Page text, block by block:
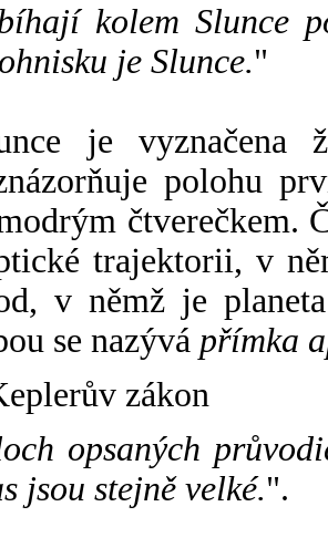
kolem Slunce
je Slunce."
je vyznačena
polohu
čtverečkem.
trajektorii, v
v němž je
se nazývá přímka
zákon
opsaných
jsou stejně velké.".